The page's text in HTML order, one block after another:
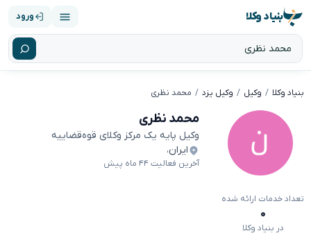
بنیاد وکلا ورود
بنیاد وکلا وکیل وکیل یزد محمد نظری
محمد نظری
وکیل پایه یک مرکز وکلای قوه‌قضاییه
ایران،
آخرین فعالیت ۴۴ ماه پیش
تعداد خدمات ارائه شده
۰
در بنیاد وکلا